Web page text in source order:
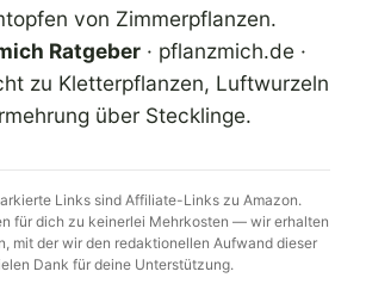
von Zimmerpflanzen.
Ratgeber· pflanzmich.de ·
zu Kletterpflanzen, Luftwurzeln
über Stecklinge.
Links sind Affiliate-Links zu Amazon.
für dich zu keinerlei Mehrkosten — wir erhalten
mit der wir den redaktionellen Aufwand dieser
Dank für deine Unterstützung.